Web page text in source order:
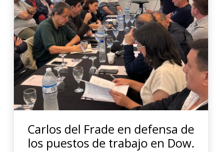
Carlos del Frade en defensa de
los puestos de trabajo en Dow.